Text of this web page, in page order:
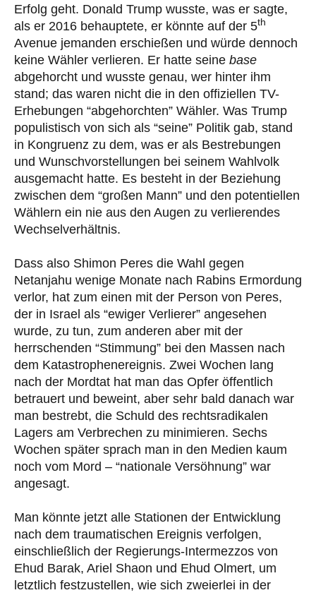
Erfolg geht. Donald Trump wusste, was er sagte,
als er 2016 behauptete, er könnte auf der 5th
Avenue jemanden erschießen und würde dennoch
keine Wähler verlieren. Er hatte seine base
abgehorcht und wusste genau, wer hinter ihm
stand; das waren nicht die in den offiziellen TV-
Erhebungen “abgehorchten” Wähler. Was Trump
populistisch von sich als “seine” Politik gab, stand
in Kongruenz zu dem, was er als Bestrebungen
und Wunschvorstellungen bei seinem Wahlvolk
ausgemacht hatte. Es besteht in der Beziehung
zwischen dem “großen Mann” und den potentiellen
Wählern ein nie aus den Augen zu verlierendes
Wechselverhältnis.
Dass also Shimon Peres die Wahl gegen
Netanjahu wenige Monate nach Rabins Ermordung
verlor, hat zum einen mit der Person von Peres,
der in Israel als “ewiger Verlierer” angesehen
wurde, zu tun, zum anderen aber mit der
herrschenden “Stimmung” bei den Massen nach
dem Katastrophenereignis. Zwei Wochen lang
nach der Mordtat hat man das Opfer öffentlich
betrauert und beweint, aber sehr bald danach war
man bestrebt, die Schuld des rechtsradikalen
Lagers am Verbrechen zu minimieren. Sechs
Wochen später sprach man in den Medien kaum
noch vom Mord – “nationale Versöhnung” war
angesagt.
Man könnte jetzt alle Stationen der Entwicklung
nach dem traumatischen Ereignis verfolgen,
einschließlich der Regierungs-Intermezzos von
Ehud Barak, Ariel Shaon und Ehud Olmert, um
letztlich festzustellen, wie sich zweierlei in der